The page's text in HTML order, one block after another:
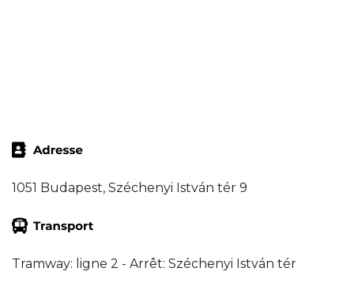
1051 Budapest, Széchenyi István tér 9
Tramway: ligne 2 - Arrêt: Széchenyi István tér